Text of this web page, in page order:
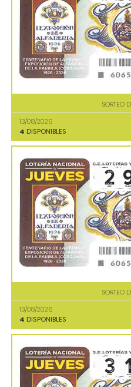
SORTEO
13/08/2026
4 DISPONIBLES
SORTEO
13/08/2026
4 DISPONIBLES